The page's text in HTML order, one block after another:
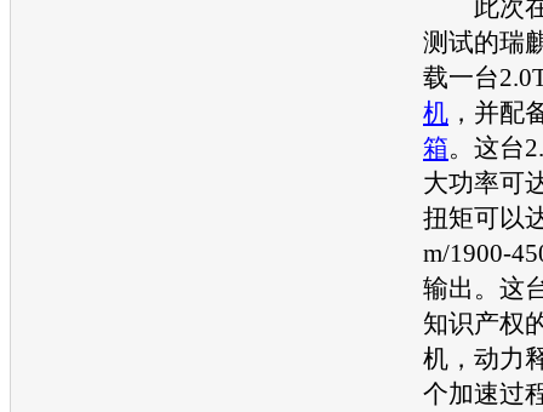
此次在
测试的瑞
载一台
机 ，并配
箱。这台
大功率可
扭矩可以
m/1900-
输出。这
知识产权
机 ，动力
个加速过